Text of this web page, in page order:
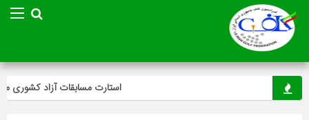
استارت مسابقات آزاد کشوری